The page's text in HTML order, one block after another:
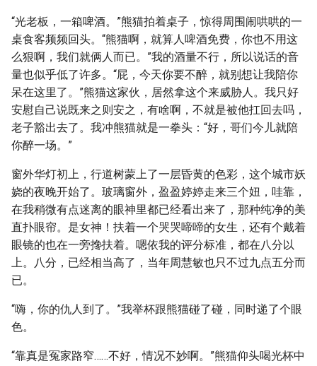
“光老板，一箱啤酒。”熊猫拍着桌子，惊得周围闹哄哄的一
桌食客频频回头。“熊猫啊，就算人啤酒免费，你也不用这
么狠啊，我们就俩人而已。”我的酒量不行，所以说话的音
量也似乎低了许多。“屁，今天你要不醉，就别想让我陪你
呆在这里了。”熊猫这家伙，居然拿这个来威胁人。我只好
安慰自己说既来之则安之，有啥啊，不就是被他扛回去吗，
老子豁出去了。我冲熊猫就是一拳头：“好，哥们今儿就陪
你醉一场。”
窗外华灯初上，行道树蒙上了一层昏黄的色彩，这个城市妖
娆的夜晚开始了。玻璃窗外，盈盈婷婷走来三个妞，哇靠，
在我稍微有点迷离的眼神里都已经看出来了，那种纯净的美
直扑眼帘。是女神！扶着一个哭哭啼啼的女生，还有个戴着
眼镜的也在一旁搀扶着。嗯依我的评分标准，都在八分以
上。八分，已经相当高了，当年周慧敏也只不过九点五分而
已。
“嗨，你的仇人到了。”我举杯跟熊猫碰了碰，同时递了个眼
色。
“靠真是冤家路窄……不好，情况不妙啊。”熊猫仰头喝光杯中